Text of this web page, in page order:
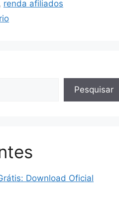
, renda afiliados
Pesquisar
Download Oficial